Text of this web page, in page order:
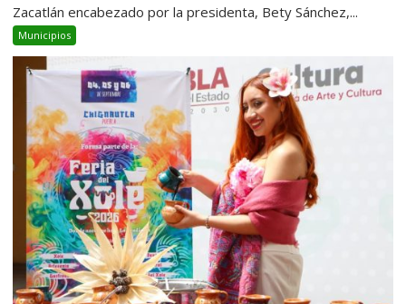
Zacatlán encabezado por la presidenta, Bety Sánchez,...
Municipios